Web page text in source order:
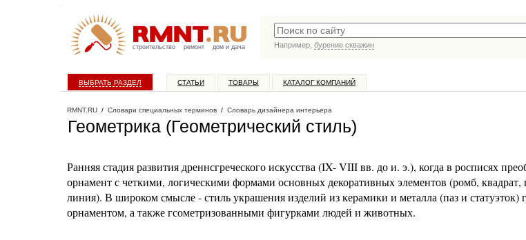
строительство ремонт дом и дача
Например, бурение скважин
ВЫБРАТЬ РАЗДЕЛ СТАТЬИ ТОВАРЫ КАТАЛОГ КОМПАНИЙ
RMNT.RU / Словари специальных терминов / Словарь дизайнера интерьера
Геометрика (Геометрический стиль)
Ранняя стадия развития дреннсгреческого искусства (IX- VIII вв. до и. э.), когда в росписях
орнамент с четкими, логическими формами основных декоративных элементов (ромб, квадрат,
линия). В широком смысле - стиль украшения изделий из керамики и металла (паз и статуэток)
орнаментом, а также гсометризованными фигурками людей и животных.